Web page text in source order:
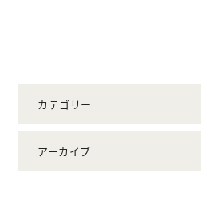
カテゴリー
アーカイブ